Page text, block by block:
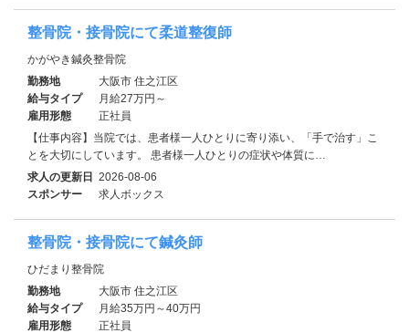
整骨院・接骨院にて柔道整復師
かがやき鍼灸整骨院
勤務地
大阪市 住之江区
給与タイプ
月給27万円～
雇用形態
正社員
【仕事内容】当院では、患者様一人ひとりに寄り添い、「手で治す」こ
とを大切にしています。 患者様一人ひとりの症状や体質に…
求人の更新日 2026-08-06
スポンサー
求人ボックス
整骨院・接骨院にて鍼灸師
ひだまり整骨院
勤務地
大阪市 住之江区
給与タイプ
月給35万円～40万円
雇用形態
正社員